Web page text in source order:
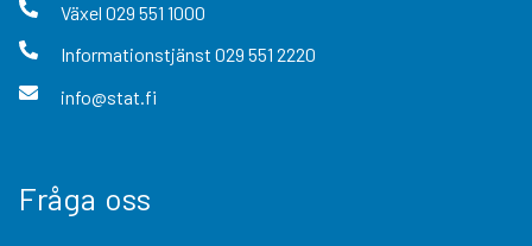
Växel 029 551 1000
Informationstjänst 029 551 2220
info@stat.fi
Fråga oss